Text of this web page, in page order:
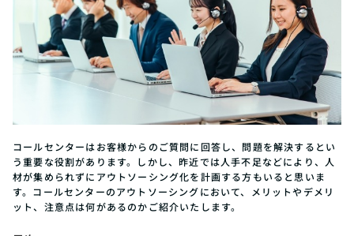
コールセンターはお客様からのご質問に回答し、問題を解決するとい
う重要な役割があります。しかし、昨近では人手不足などにより、人
材が集められずにアウトソーシング化を計画する方もいると思いま
す。コールセンターのアウトソーシングにおいて、メリットやデメリ
ット、注意点は何があるのかご紹介いたします。